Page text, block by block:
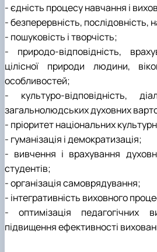
- єдність процесу навчання і
- безперервність, послідовність,
- пошуковість і творчість;
- природо-відповідність,
цілісної природи людини,
особливостей;
- культуро-відповідність,
загальнолюдських духовних
- пріоритет національних
- гуманізація і демократизація;
- вивчення і врахування
студентів;
- організація самоврядування;
- інтегративність виховного
- оптимізація педагогічних
підвищення ефективності